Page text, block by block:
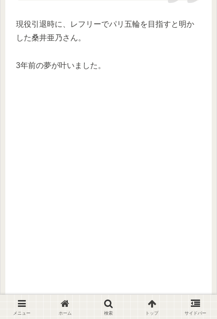
現役引退時に、レフリーでパリ五輪を目指すと明か
した桑井亜乃さん。
3年前の夢が叶いました。
メニュー ホーム 検索 トップ サイドバー